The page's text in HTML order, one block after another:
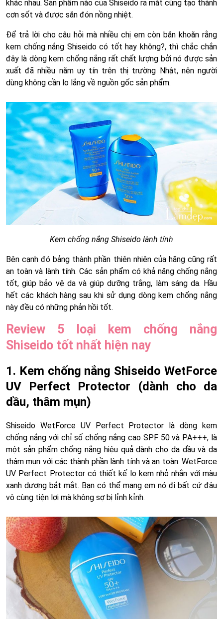
khác nhau. Sản phẩm nào của Shiseido ra mắt cũng tạo thành
cơn sốt và được săn đón nồng nhiệt.
Để trả lời cho câu hỏi mà nhiều chị em còn băn khoăn rằng
kem chống nắng Shiseido có tốt hay không?, thì chắc chắn
đây là dòng kem chống nắng rất chất lượng bởi nó được sản
xuất đã nhiều năm uy tín trên thị trường Nhật, nên người
dùng không cần lo lắng về nguồn gốc sản phẩm.
Kem chống nắng Shiseido lành tính
Bên cạnh đó bảng thành phần thiên nhiên của hãng cũng rất
an toàn và lành tính. Các sản phẩm có khả năng chống nắng
tốt, giúp bảo vệ da và giúp dưỡng trắng, làm sáng da. Hầu
hết các khách hàng sau khi sử dụng dòng kem chống nắng
này đều có những phản hồi tốt.
Review 5 loại kem chống nắng
Shiseido tốt nhất hiện nay
1. Kem chống nắng Shiseido WetForce
UV Perfect Protector (dành cho da
dầu, thâm mụn)
Shiseido WetForce UV Perfect Protector là dòng kem
chống nắng với chỉ số chống nắng cao SPF 50 và PA+++, là
một sản phẩm chống nắng hiệu quả dành cho da dầu và da
thâm mụn với các thành phần lành tính và an toàn. WetForce
UV Perfect Protector có thiết kế lọ kem nhỏ nhắn với màu
xanh dương bắt mắt. Bạn có thể mang em nó đi bất cứ đâu
vô cùng tiện lợi mà không sợ bị lỉnh kỉnh.